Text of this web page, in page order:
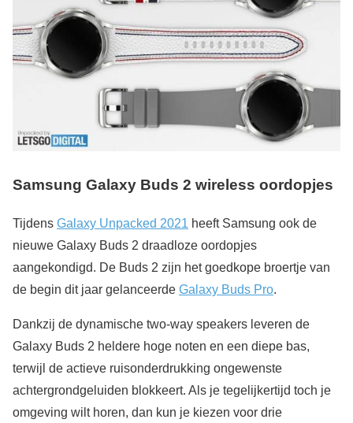
Samsung Galaxy Buds 2 wireless oordopjes
Tijdens Galaxy Unpacked 2021 heeft Samsung ook de
nieuwe Galaxy Buds 2 draadloze oordopjes
aangekondigd. De Buds 2 zijn het goedkope broertje van
de begin dit jaar gelanceerde Galaxy Buds Pro.
Dankzij de dynamische two-way speakers leveren de
Galaxy Buds 2 heldere hoge noten en een diepe bas,
terwijl de actieve ruisonderdrukking ongewenste
achtergrondgeluiden blokkeert. Als je tegelijkertijd toch je
omgeving wilt horen, dan kun je kiezen voor drie